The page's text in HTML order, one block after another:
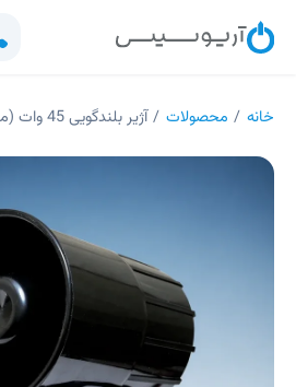
خانه / محصولات / آژیر بلندگویی 45 وات (مختص AP-50)